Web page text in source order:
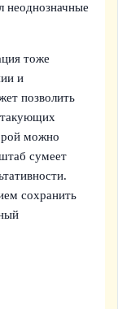
неоднозначные
тоже
и
позволить
можно
сумеет
сохранить